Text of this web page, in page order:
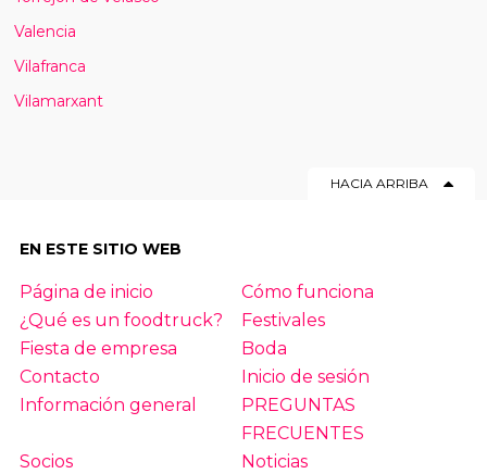
Valencia
Vilafranca
Vilamarxant
HACIA ARRIBA
EN ESTE SITIO WEB
Página de inicio
Cómo funciona
¿Qué es un foodtruck?
Festivales
Fiesta de empresa
Boda
Contacto
Inicio de sesión
Información general
PREGUNTAS
FRECUENTES
Socios
Noticias